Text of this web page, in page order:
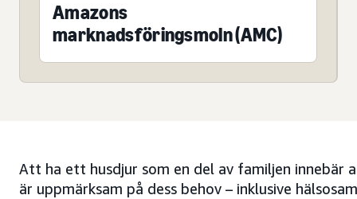
Amazons
marknadsföringsmoln (AMC)
Att ha ett husdjur som en del av familjen innebär
är uppmärksam på dess behov – inklusive hälsosam